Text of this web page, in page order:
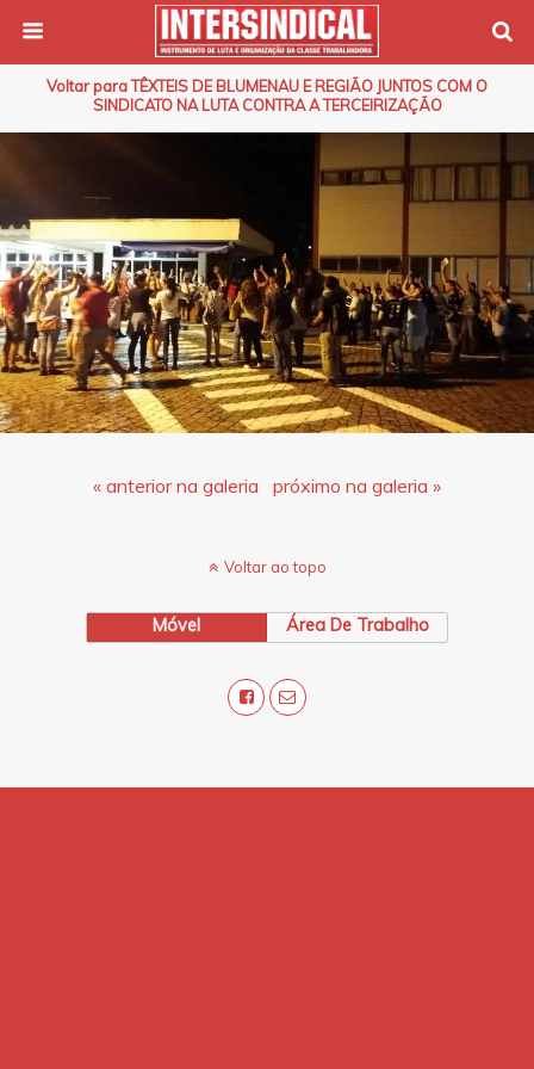
Voltar para TÊXTEIS DE BLUMENAU E REGIÃO JUNTOS COM O
SINDICATO NA LUTA CONTRA A TERCEIRIZAÇÃO
« anterior na galeria próximo na galeria »
Voltar ao topo
Móvel Área De Trabalho